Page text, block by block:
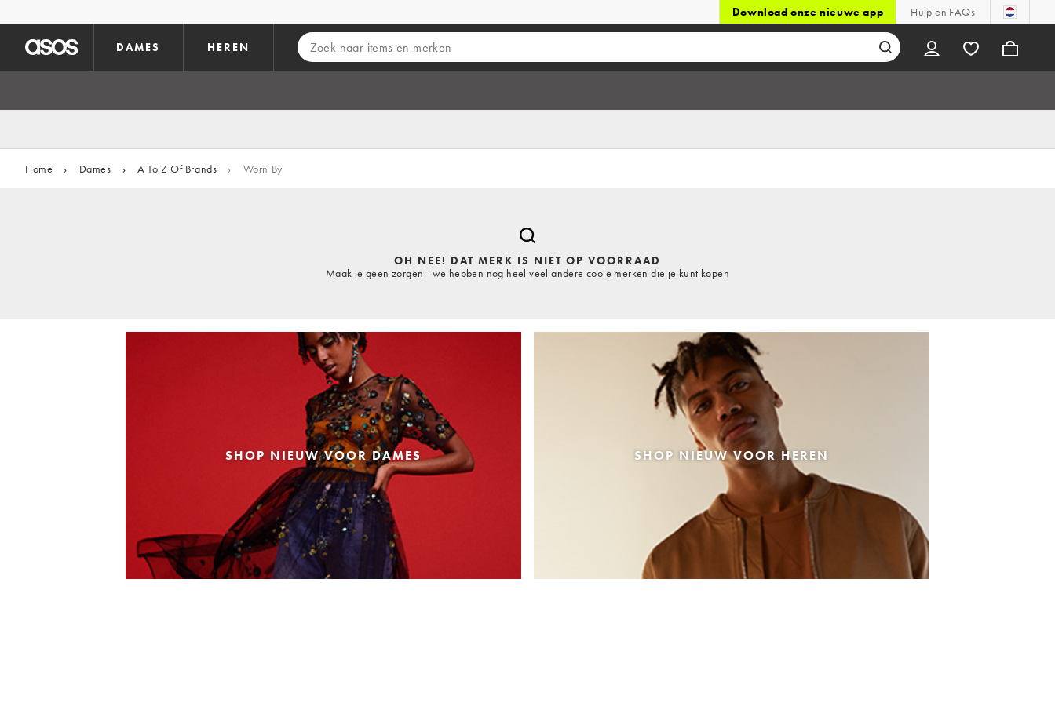
Download onze nieuwe app Hulp en FAQs
DAMES HEREN
Home › Dames › A To Z Of Brands › Worn By
OH NEE! DAT MERK IS NIET OP VOORRAAD
Maak je geen zorgen - we hebben nog heel veel andere coole merken die je kunt kopen
SHOP NIEUW VOOR DAMES SHOP NIEUW VOOR HEREN